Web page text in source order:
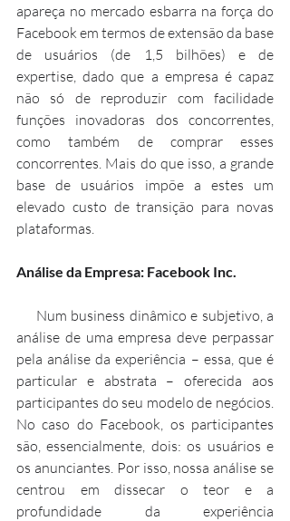
apareça no mercado esbarra na força do
Facebook em termos de extensão da base
de usuários (de 1,5 bilhões) e de
expertise, dado que a empresa é capaz
não só de reproduzir com facilidade
funções inovadoras dos concorrentes,
como também de comprar esses
concorrentes. Mais do que isso, a grande
base de usuários impõe a estes um
elevado custo de transição para novas
plataformas.
Análise da Empresa: Facebook Inc.
análise de uma empresa deve perpassar
pela análise da experiência – essa, que é
particular e abstrata – oferecida aos
participantes do seu modelo de negócios.
No caso do Facebook, os participantes
são, essencialmente, dois: os usuários e
os anunciantes. Por isso, nossa análise se
centrou em dissecar o teor e a
profundidade da experiência